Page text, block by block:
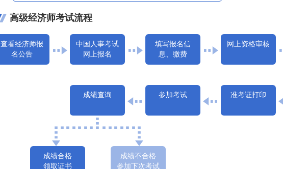
高级经济师考试流程
查看经济师报
名公告
中国人事考试
网上报名
填写报名信
息、缴费
网上资格审核
准考证打印
参加考试
成绩查询
成绩合格
领取证书
成绩不合格
参加下次考试